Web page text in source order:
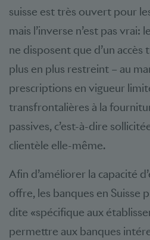
suisse est très ouvert pour
mais l’inverse n’est pas vrai:
ne disposent que d’un
plus en plus restreint – au
prescriptions en vigueur
transfrontalières à la
passives, c’est-à-dire
clientèle elle-même.
Afin d’améliorer la capacité
offre, les banques en Suisse
dite «spécifique aux
permettre aux banques